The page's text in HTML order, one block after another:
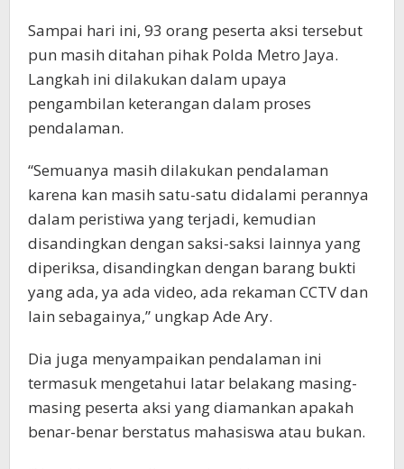
Sampai hari ini, 93 orang peserta aksi tersebut
pun masih ditahan pihak Polda Metro Jaya.
Langkah ini dilakukan dalam upaya
pengambilan keterangan dalam proses
pendalaman.
“Semuanya masih dilakukan pendalaman
karena kan masih satu-satu didalami perannya
dalam peristiwa yang terjadi, kemudian
disandingkan dengan saksi-saksi lainnya yang
diperiksa, disandingkan dengan barang bukti
yang ada, ya ada video, ada rekaman CCTV dan
lain sebagainya,” ungkap Ade Ary.
Dia juga menyampaikan pendalaman ini
termasuk mengetahui latar belakang masing-
masing peserta aksi yang diamankan apakah
benar-benar berstatus mahasiswa atau bukan.